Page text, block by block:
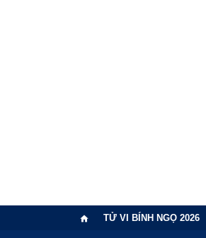
TỬ VI BÍNH NGỌ 2026